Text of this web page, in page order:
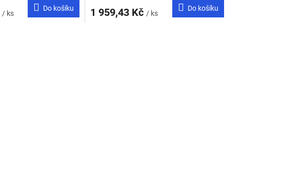
/ ks
Do košíku 1 959,43 Kč / ks
Do košíku